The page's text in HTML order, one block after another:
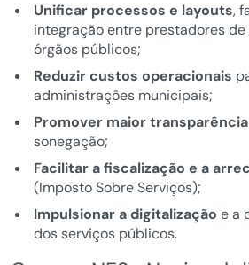
Unificar processos e layouts,
integração entre prestadores
órgãos públicos;
Reduzir custos operacionais
administrações municipais;
Promover maior
sonegação;
Facilitar a fiscalização e a
(Imposto Sobre Serviços);
Impulsionar a digitalização e a
dos serviços públicos.